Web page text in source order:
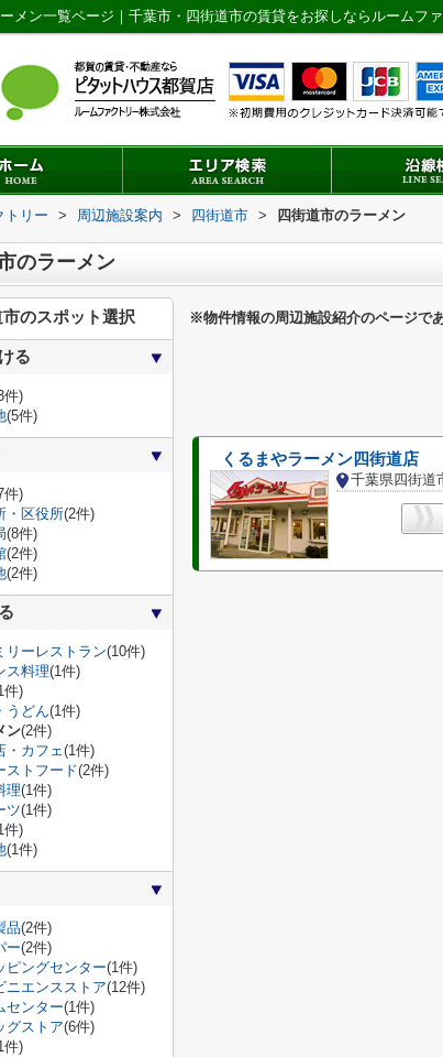
メン一覧ページ｜千葉市・四街道市の賃貸をお探しならルームフ
トリー > 周辺施設案内 > 四街道市 > 四街道市のラーメン
のラーメン
※物件情報の周辺施設紹介のページで
くるまやラーメン四街道店
千葉県四街道
市のスポット選択
る
件)
(5件)
件)
・区役所(2件)
(8件)
(2件)
(2件)
リーレストラン(10件)
ス料理(1件)
件)
うどん(1件)
ン(2件)
・カフェ(1件)
ストフード(2件)
理(1件)
ツ(1件)
件)
(1件)
品(2件)
ー(2件)
ピングセンター(1件)
ニエンスストア(12件)
センター(1件)
グストア(6件)
件)